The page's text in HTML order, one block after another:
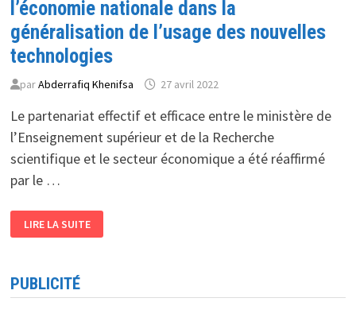
l’économie nationale dans la
généralisation de l’usage des nouvelles
technologies
parAbderrafiq Khenifsa 27 avril 2022
Le partenariat effectif et efficace entre le ministère de
l’Enseignement supérieur et de la Recherche
scientifique et le secteur économique a été réaffirmé
par le …
ALGÉRIENNE
ACCOMPAGNE
LA
GÉNÉRALISATION
LIRE LA SUITE
PUBLICITÉ